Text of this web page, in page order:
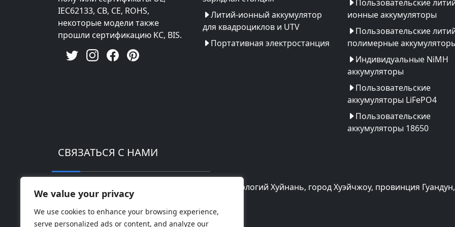
We value your privacy
We use cookies to enhance your browsing experience,
serve personalized ads or content, and analyze our
IEC62133, CB, CE, ROHS,
некоторые модели также
прошли сертификацию KC, BIS.
Литий-ионный аккумулятор
для квадроциклов и UTV
Портативная электростанция
Пользовательские
ионные аккумуляторы
Пользовательские
полимерные
Индивидуальные NiMH
аккумуляторы
Пользовательские
аккумуляторы LiFePO4
Пользовательские
аккумуляторы 18650
СВЯЗАТЬСЯ С НАМИ
Адрес: Промышленный парк высоких технологий Хуйнань, город Хуэйчжоу, провинция
Телефон: 0086-18169936698